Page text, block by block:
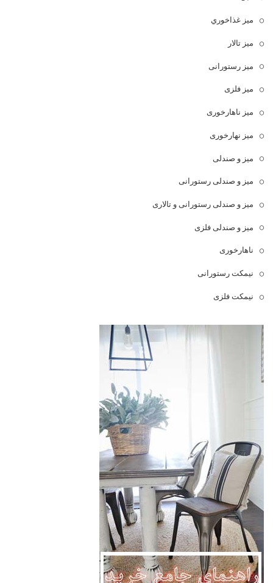
ميز غذاخوري
میز تالار
میز رستورانی
میز فلزی
میز ناهارخوری
میز نهارخوری
میز و صندلی
میز و صندلی رستورانی
میز و صندلی رستورانی و تالاری
میز و صندلی فلزی
ناهارخوری
نیمکت رستورانی
نیمکت فلزی